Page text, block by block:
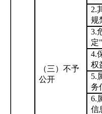
（三）不予
公开
2.
规
3.
定"
4.
权
5.
务
6.
信